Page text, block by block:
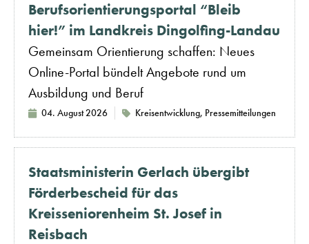
Berufsorientierungsportal “Bleib
hier!” im Landkreis Dingolfing-Landau
Gemeinsam Orientierung schaffen: Neues
Online-Portal bündelt Angebote rund um
Ausbildung und Beruf
04. August 2026 Kreisentwicklung, Pressemitteilungen
Staatsministerin Gerlach übergibt
Förderbescheid für das
Kreisseniorenheim St. Josef in
Reisbach